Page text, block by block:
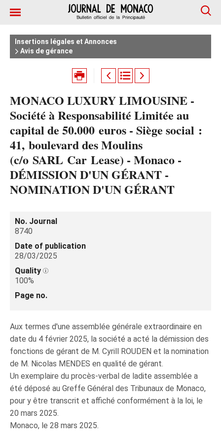
Insertions légales et Annonces
Avis de gérance
MONACO LUXURY LIMOUSINE -
Société à Responsabilité Limitée au
capital de 50.000 euros - Siège social :
41, boulevard des Moulins
(c/o SARL Car Lease) - Monaco -
DÉMISSION D'UN GÉRANT -
NOMINATION D'UN GÉRANT
No. Journal
8740
Date of publication
28/03/2025
Quality
100%
Page no.
Aux termes d'une assemblée générale extraordinaire en
date du 4 février 2025, la société a acté la démission des
fonctions de gérant de M. Cyrill ROUDEN et la nomination
de M. Nicolas MENDES en qualité de gérant.
Un exemplaire du procès-verbal de ladite assemblée a
été déposé au Greffe Général des Tribunaux de Monaco,
pour y être transcrit et affiché conformément à la loi, le
20 mars 2025.
Monaco, le 28 mars 2025.